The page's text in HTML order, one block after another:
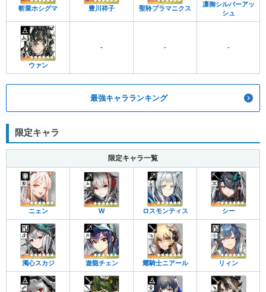
斬業ホシグマ 豊川祥子 聖聆プラマニクス
凛御シルバーアッ
シュ
ウァン
- - -
最強キャラランキング
限定キャラ
限定キャラ一覧
ニェン W ロスモンティス シー
濁心スカジ 遊龍チェン 耀騎士ニアール リィン